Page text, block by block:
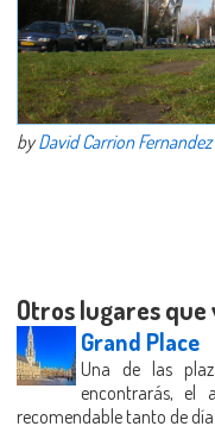
byDavid Carrion Fernandez
Otros lugares que
Grand Place
Una de las
encontrarás, el
recomendable tanto de